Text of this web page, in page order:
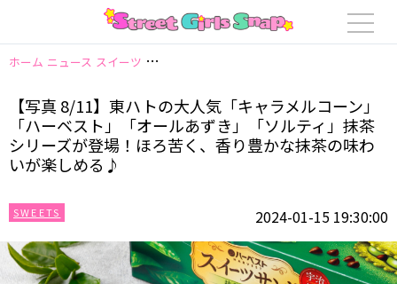
ホーム ニュース スイーツ 【写真 8/11】東ハトの大人気「キャラメルコ
【写真 8/11】東ハトの大人気「キャラメルコーン」
「ハーベスト」「オールあずき」「ソルティ」抹茶
シリーズが登場！ほろ苦く、香り豊かな抹茶の味わ
いが楽しめる♪
SWEETS 2024-01-15 19:30:00